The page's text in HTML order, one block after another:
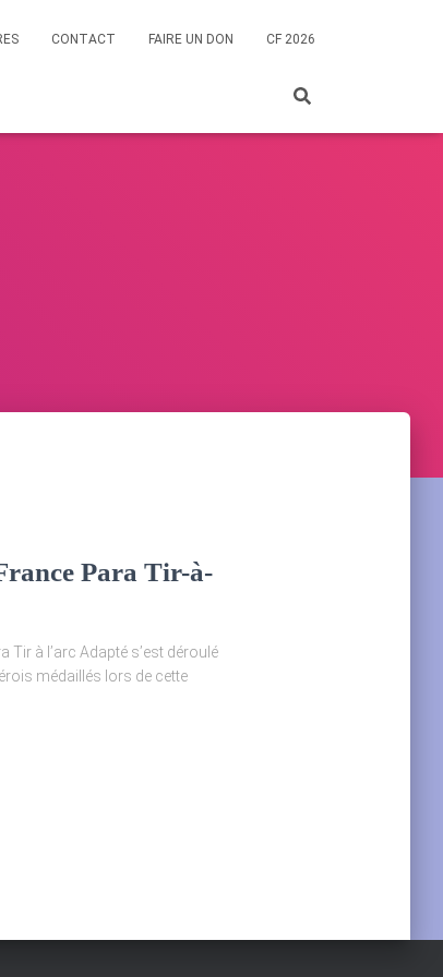
CONTACT FAIRE UN DON CF 2026
Para Tir-à-
Tir à l’arc Adapté s’est déroulé
médaillés lors de cette